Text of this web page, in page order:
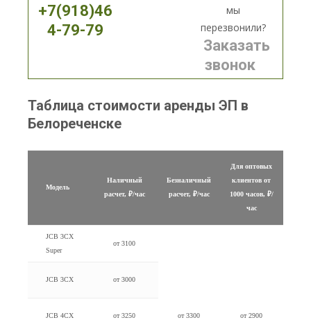
+7(918)46
4-79-79
мы
перезвонили?
Заказать
звонок
Таблица стоимости аренды ЭП в
Белореченске
Модель
Наличный
расчет, ₽/час
Безналичный
расчет, ₽/час
Для оптовых
клиентов от
1000 часов, ₽/
час
JCB 3CX
Super
от 3100
от 3300 от 2900
JCB 3CX от 3000
JCB 4CX от 3250